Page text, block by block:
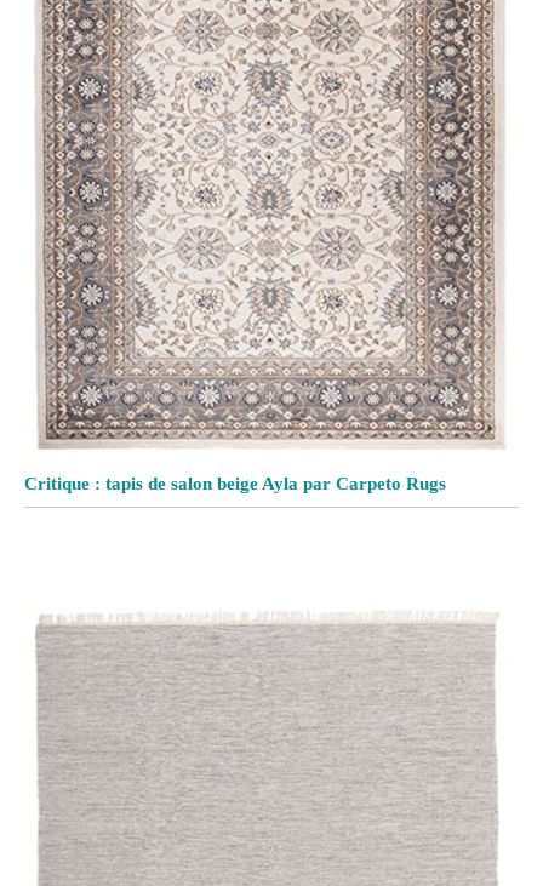
Critique : tapis de salon beige Ayla par Carpeto Rugs